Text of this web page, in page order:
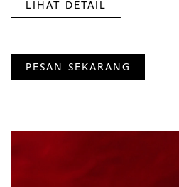
LIHAT DETAIL
PESAN SEKARANG